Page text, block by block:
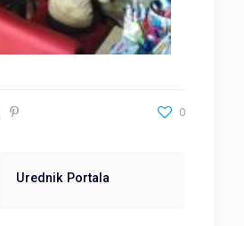
0
Urednik Portala